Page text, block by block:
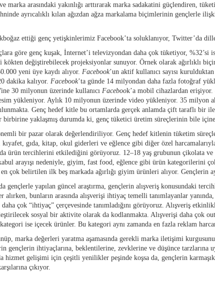
marka arasındaki yakınlığı arttırarak marka sadakatini güçlendiren,
ayrıcalıklı kılan ağızdan ağza markalama biçimlerinin gençlerle
ettiği genç yetişkinlerimiz Facebook’ta soluklanıyor, Twitter’da
göre genç kuşak, İnternet’i televizyondan daha çok tüketiyor, %32’si
değiştirebilecek projeksiyonlar sunuyor. Örnek olarak ağırlıklı
yeni üye kaydı alıyor. Facebook’un aktif kullanıcı sayısı
dakika kalıyor. Facebook’ta günde 14 milyondan daha fazla fotoğraf
30 milyonun üzerinde kullanıcı Facebook’a mobil cihazlardan
yükleniyor. Aylık 10 milyonun üzerinde video yükleniyor. 35 milyon
Genç hedef kitle bu ortamlarda gerçek anlamda çift taraflı bir
yaklaşmış durumda ki, genç tüketici üretim süreçlerinin bile
bir pazar olarak değerlendiriliyor. Genç hedef kitlenin tüketim
gıda, kitap, okul giderleri ve eğlence gibi diğer özel
ürün tercihlerini etkilediğini görüyoruz. 12–18 yaş grubunun çikolata ve
arayışı nedeniyle, giyim, fast food, eğlence gibi ürün kategorilerini
çok belirtilen ilk beş markada ağırlığı giyim ürünleri alıyor. Gençlerin
gençlerle yapılan güncel araştırma, gençlerin alışveriş konusundaki
bunların arasında alışverişi ihtiyaç temelli tanımlayanlar
çok “ihtiyaç” çerçevesinde tanımladığını görüyoruz. Alışveriş
sosyal bir aktivite olarak da kodlanmakta. Alışverişi daha çok
ise içecek ürünler. Bu kategori aynı zamanda en fazla reklam
marka değerleri yaratma aşamasında gerekli marka iletişimi
gençlerin ihtiyaçlarına, beklentilerine, zevklerine ve düşünce tarzlarına
gelişimi için çeşitli yenilikler peşinde koşsa da, gençlerin
çıkıyor.